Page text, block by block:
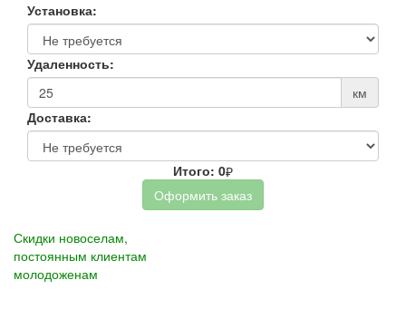
Установка:
Удаленность:
км
Доставка:
Итого: 0
Оформить заказ
Скидки новоселам,
постоянным клиентам
молодоженам